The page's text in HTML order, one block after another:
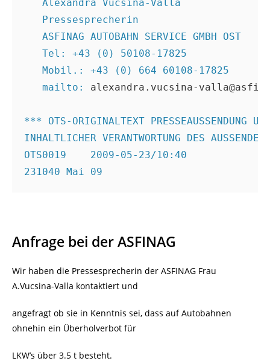
   Alexandra Vucsina-Valla
   Pressesprecherin
   ASFINAG AUTOBAHN SERVICE GMBH OST
   Tel: +43 (0) 50108-17825
   Mobil.: +43 (0) 664 60108-17825
   mailto:
alexandra.vucsina-
*** OTS-ORIGINALTEXT PRESSEAUSSENDUNG
INHALTLICHER VERANTWORTUNG DES
OTS0019    2009-05-23/10:40
231040 Mai 09
Anfrage bei der ASFINAG
Wir haben die Pressesprecherin der ASFINAG Frau
A.Vucsina-Valla kontaktiert und
angefragt ob sie in Kenntnis sei, dass auf Autobahnen
ohnehin ein Überholverbot für
LKW’s über 3.5 t besteht.